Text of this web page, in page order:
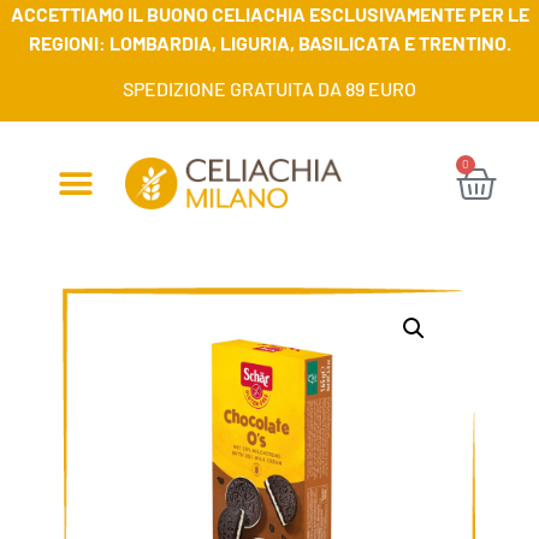
ACCETTIAMO IL BUONO CELIACHIA ESCLUSIVAMENTE PER LE
REGIONI: LOMBARDIA, LIGURIA, BASILICATA E TRENTINO.
SPEDIZIONE GRATUITA DA 89 EURO
0